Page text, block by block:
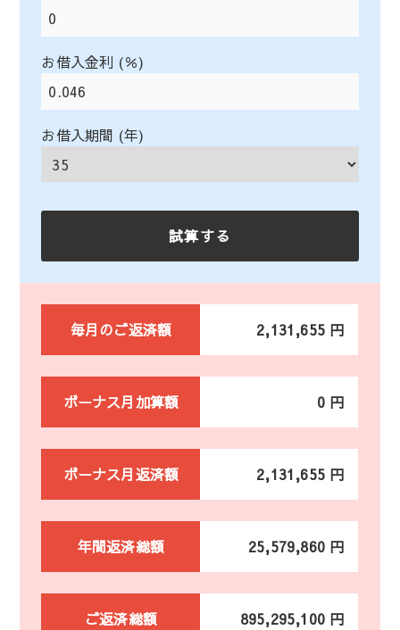
お借入金利 (％)
お借入期間 (年)
毎月のご返済額 2,131,655 円
ボーナス月加算額 0 円
ボーナス月返済額 2,131,655 円
年間返済総額 25,579,860 円
ご返済総額 895,295,100 円